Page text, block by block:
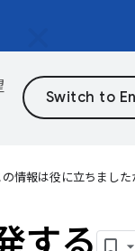
の情報は役に立ちました